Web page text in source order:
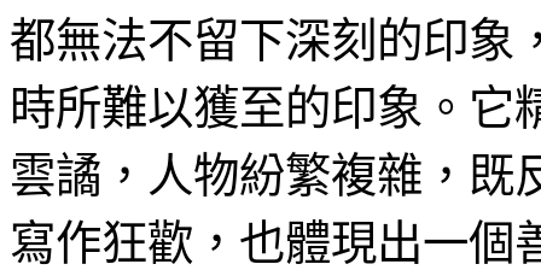
都無法不留下深刻的印象
時所難以獲至的印象。它
雲譎，人物紛繁複雜，既
寫作狂歡，也體現出一個